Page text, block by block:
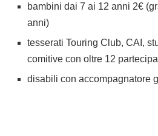
bambini dai 7 ai 12 anni 2€
anni)
tesserati Touring Club, CAI,
comitive con oltre 12
disabili con accompagnatore